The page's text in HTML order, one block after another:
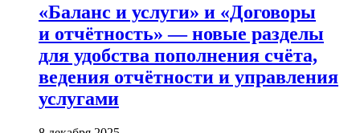
«Баланс и услуги» и «Договоры
и отчётность» — новые разделы
для удобства пополнения счёта,
ведения отчётности и управления
услугами